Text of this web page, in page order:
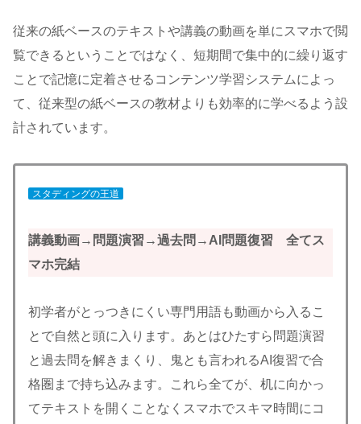
従来の紙ベースのテキストや講義の動画を単にスマホで閲
覧できるということではなく、短期間で集中的に繰り返す
ことで記憶に定着させるコンテンツ学習システムによっ
て、従来型の紙ベースの教材よりも効率的に学べるよう設
計されています。
スタディングの王道
講義動画→問題演習→過去問→AI問題復習 全てス
マホ完結
初学者がとっつきにくい専門用語も動画から入るこ
とで自然と頭に入ります。あとはひたすら問題演習
と過去問を解きまくり、鬼とも言われるAI復習で合
格圏まで持ち込みます。これら全てが、机に向かっ
てテキストを開くことなくスマホでスキマ時間にコ